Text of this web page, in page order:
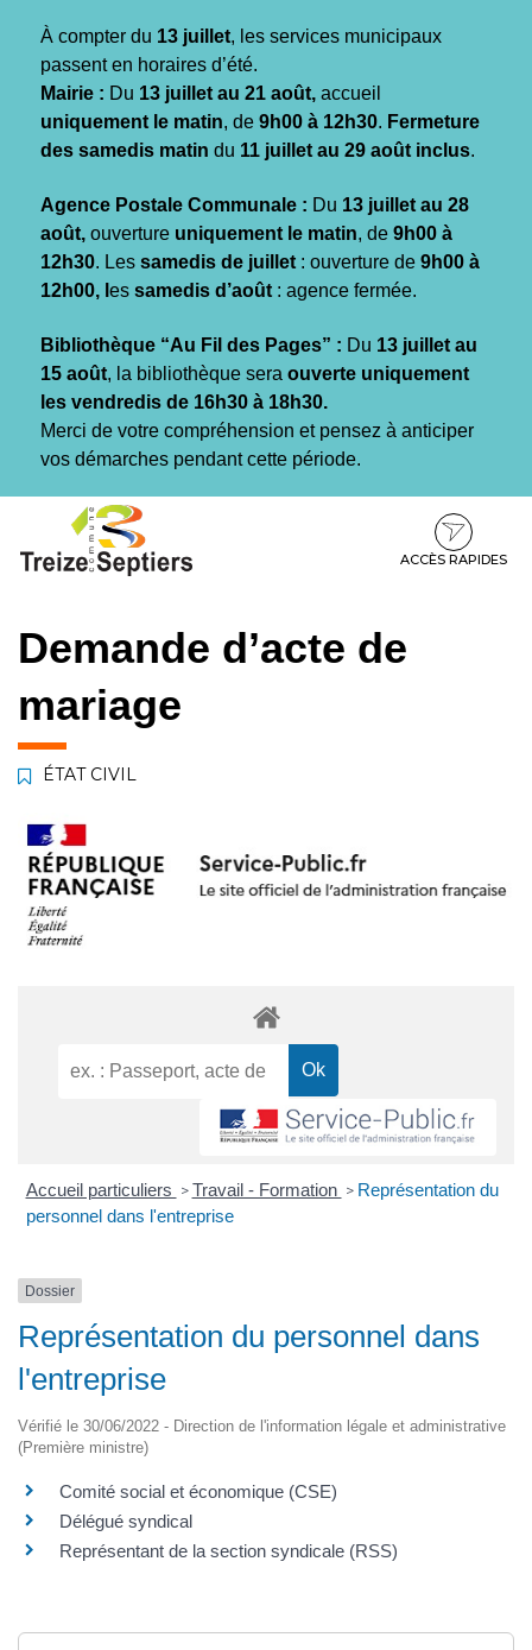
À compter du 13 juillet, les services municipaux
passent en horaires d’été.
Mairie : Du 13 juillet au 21 août, accueil
uniquement le matin, de 9h00 à 12h30. Fermeture
des samedis matin du 11 juillet au 29 août inclus.
Agence Postale Communale : Du 13 juillet au 28
août, ouverture uniquement le matin, de 9h00 à
12h30. Les samedis de juillet : ouverture de 9h00 à
12h00, l es samedis d’août : agence fermée.
Bibliothèque “Au Fil des Pages” : Du 13 juillet au
15 août, la bibliothèque sera ouverte uniquement
les vendredis de 16h30 à 18h30.
Merci de votre compréhension et pensez à anticiper
vos démarches pendant cette période.
contenu
pied
ACCÈS RAPIDES
Demande d’acte de
mariage
ÉTAT CIVIL
Accueil particuliers > Travail - Formation > Représentation du
personnel dans l'entreprise
Dossier
Représentation du personnel dans
l'entreprise
Vérifié le 30/06/2022 - Direction de l'information légale et administrative
(Première ministre)
Comité social et économique (CSE)
Délégué syndical
Représentant de la section syndicale (RSS)